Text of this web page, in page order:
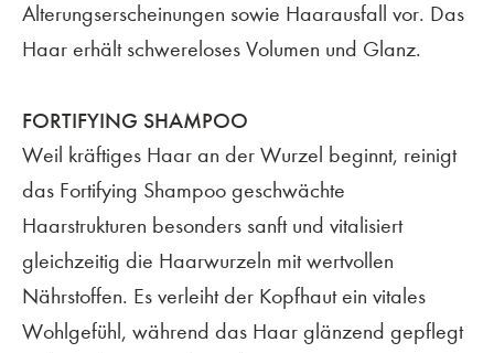
Alterungserscheinungen sowie Haarausfall vor. Das
Haar erhält schwereloses Volumen und Glanz.
FORTIFYING SHAMPOO
Weil kräftiges Haar an der Wurzel beginnt, reinigt
das Fortifying Shampoo geschwächte
Haarstrukturen besonders sanft und vitalisiert
gleichzeitig die Haarwurzeln mit wertvollen
Nährstoffen. Es verleiht der Kopfhaut ein vitales
Wohlgefühl, während das Haar glänzend gepflegt